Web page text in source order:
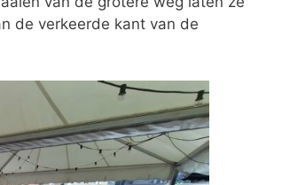
de verkeerde kant van de